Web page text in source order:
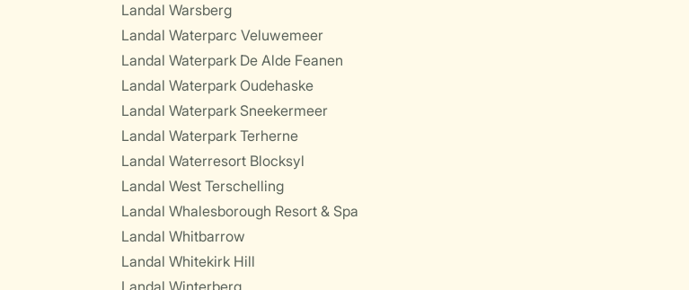
Landal Warsberg
Landal Waterparc Veluwemeer
Landal Waterpark De Alde Feanen
Landal Waterpark Oudehaske
Landal Waterpark Sneekermeer
Landal Waterpark Terherne
Landal Waterresort Blocksyl
Landal West Terschelling
Landal Whalesborough Resort & Spa
Landal Whitbarrow
Landal Whitekirk Hill
Landal Winterberg